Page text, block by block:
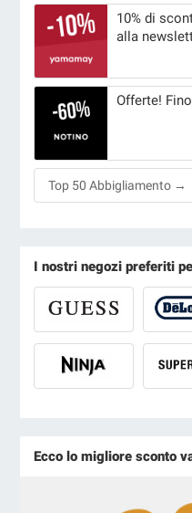
10% di
alla
Offerte!
Top 50 Abbigliamento →
I nostri negozi preferiti
Ecco lo migliore sconto